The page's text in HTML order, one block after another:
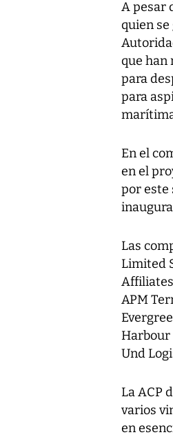
A pesar
quien
que han
para
para
En el
en el
por este
Las
Limited
APM
Harbour
Und
La ACP
varios
en